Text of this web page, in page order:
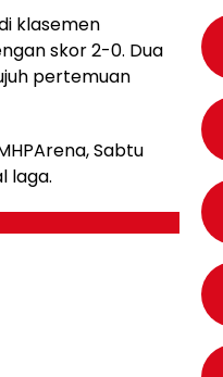
klasemen
skor 2-0. Dua
pertemuan
Sabtu
laga.